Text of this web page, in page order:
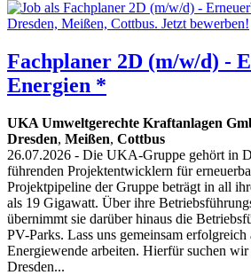
Fachplaner 2D (m/w/d) -
Energien *
UKA Umweltgerechte Kraftanlagen
Dresden, Meißen, Cottbus
26.07.2026 - Die UKA-Gruppe gehört in
führenden Projektentwicklern für
Projektpipeline der Gruppe beträgt in all
als 19 Gigawatt. Über ihre
übernimmt sie darüber hinaus die
PV-Parks. Lass uns gemeinsam
Energiewende arbeiten. Hierfür suchen wir
Dresden...